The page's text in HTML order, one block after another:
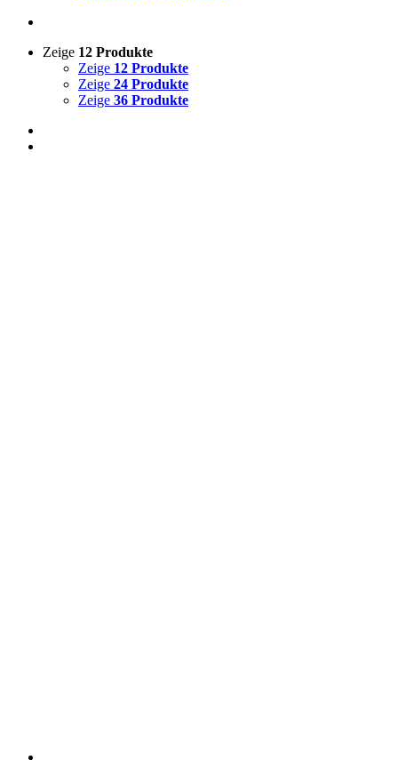
Zeige 12 Produkte
Zeige 12 Produkte
Zeige 24 Produkte
Zeige 36 Produkte